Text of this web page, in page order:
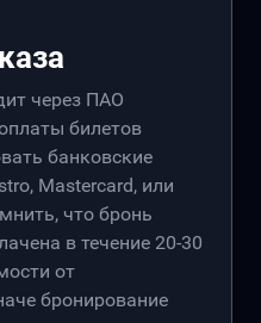
через ПАО
билетов
банковские
Mastercard, или
что бронь
в течение 20-30
от
бронирование